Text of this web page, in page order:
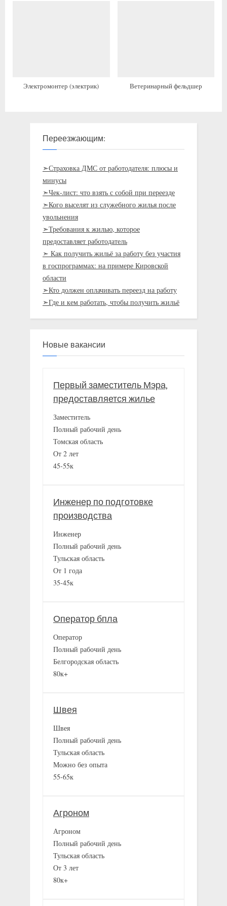
Электромонтер (электрик) Ветеринарный фельдшер
Переезжающим:
➣Страховка ДМС от работодателя: плюсы и
минусы
➣Чек-лист: что взять с собой при переезде
➣Кого выселят из служебного жилья после
увольнения
➣Требования к жилью, которое
предоставляет работодатель
➣ Как получить жильё за работу без участия
в госпрограммах: на примере Кировской
области
➣Кто должен оплачивать переезд на работу
➣Где и кем работать, чтобы получить жильё
Новые вакансии
Первый заместитель Мэра,
предоставляется жилье
Заместитель
Полный рабочий день
Томская область
От 2 лет
45-55к
Инженер по подготовке
производства
Инженер
Полный рабочий день
Тульская область
От 1 года
35-45к
Оператор бпла
Оператор
Полный рабочий день
Белгородская область
80к+
Швея
Швея
Полный рабочий день
Тульская область
Можно без опыта
55-65к
Агроном
Агроном
Полный рабочий день
Тульская область
От 3 лет
80к+